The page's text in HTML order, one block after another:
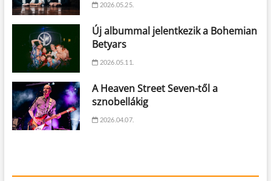
2026.05.25.
Új albummal jelentkezik a Bohemian
Betyars
2026.05.11.
A Heaven Street Seven-től a
sznobellákig
2026.04.07.